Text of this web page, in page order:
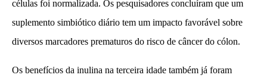
células foi normalizada. Os pesquisadores concluíram que um
suplemento simbiótico diário tem um impacto favorável sobre
diversos marcadores prematuros do risco de câncer do cólon.
Os benefícios da inulina na terceira idade também já foram